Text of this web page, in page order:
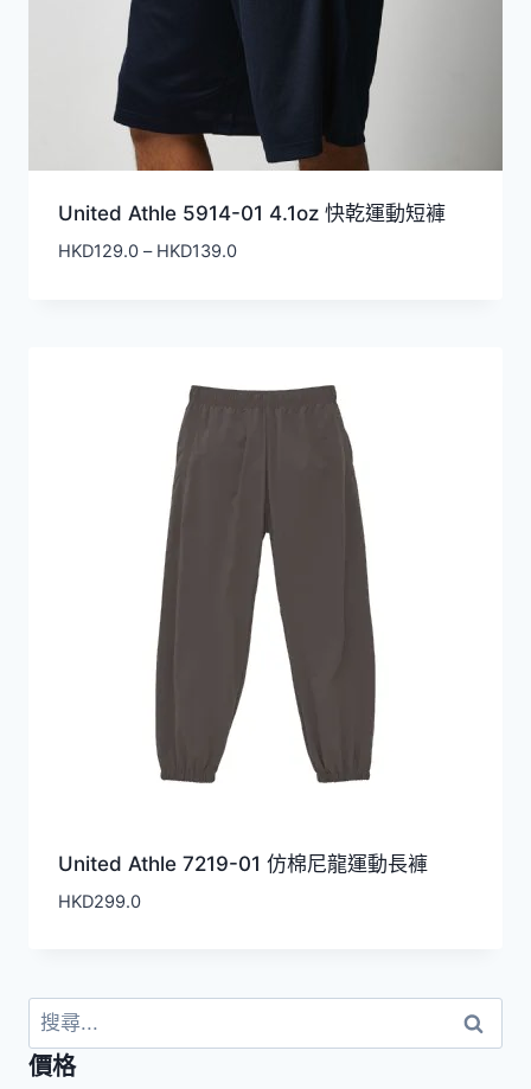
United Athle 5914-01 4.1oz 快乾運動短褲
HKD129.0 – HKD139.0價
到
United Athle 7219-01 仿棉尼龍運動長褲
HKD299.0
搜
尋
關
價格